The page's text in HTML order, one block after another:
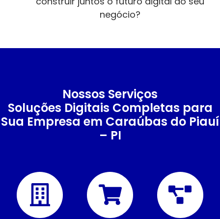
negócio?
Nossos Serviços
Soluções Digitais Completas para
Sua Empresa em Caraúbas do Piauí
– PI